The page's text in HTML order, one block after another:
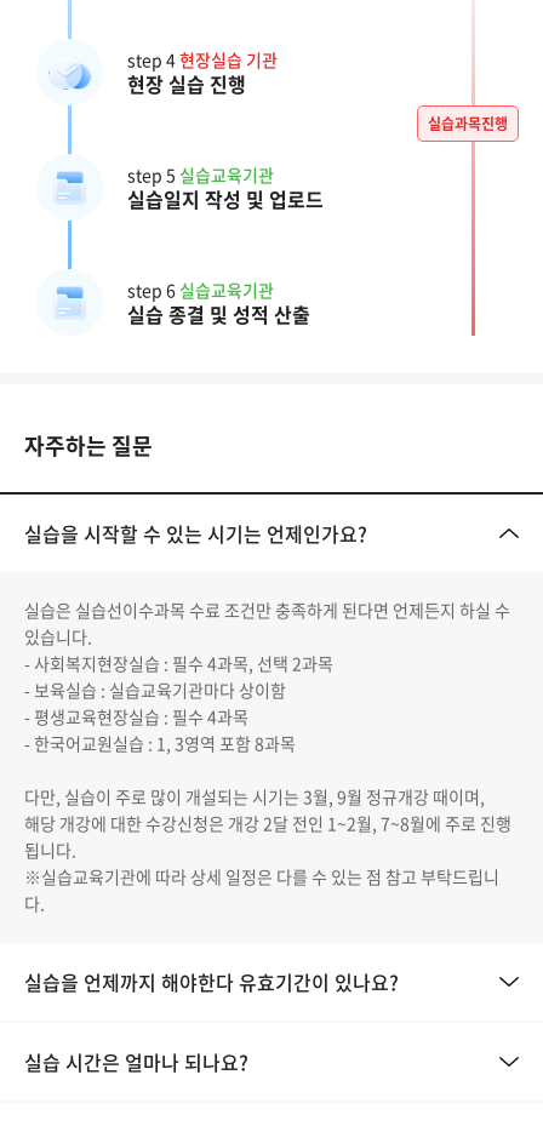
step 4현장실습 기관
현장 실습 진행
step 5 실습교육기관
실습일지 작성 및 업로드
step 6 실습교육기관
실습 종결 및 성적 산출
실습과목진행
자주하는 질문
실습을 시작할 수 있는 시기는 언제인가요?
실습은 실습선이수과목 수료 조건만 충족하게 된다면 언제든지 하실 수
있습니다.
- 사회복지현장실습 : 필수 4과목, 선택 2과목
- 보육실습 : 실습교육기관마다 상이함
- 평생교육현장실습 : 필수 4과목
- 한국어교원실습 : 1, 3영역 포함 8과목
다만, 실습이 주로 많이 개설되는 시기는 3월, 9월 정규개강 때이며,
해당 개강에 대한 수강신청은 개강 2달 전인 1~2월, 7~8월에 주로 진행
됩니다.
※실습교육기관에 따라 상세 일정은 다를 수 있는 점 참고 부탁드립니
다.
실습을 언제까지 해야한다 유효기간이 있나요?
실습 시간은 얼마나 되나요?